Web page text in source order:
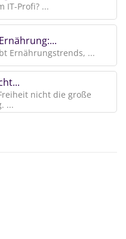
IT-Profi? ...
Ernährungstrends, ...
nicht die große
...